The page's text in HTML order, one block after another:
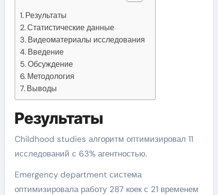
Результаты
Статистические данные
Видеоматериалы исследования
Введение
Обсуждение
Методология
Выводы
Результаты
Childhood studies алгоритм оптимизировал 11
исследований с 63% агентностью.
Emergency department система
оптимизировала работу 287 коек с 21 временем